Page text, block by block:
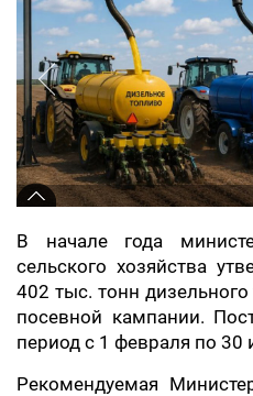
В начале года
сельского хозяйства
402 тыс. тонн
посевной кампании.
период с 1 февраля по 30
Рекомендуемая